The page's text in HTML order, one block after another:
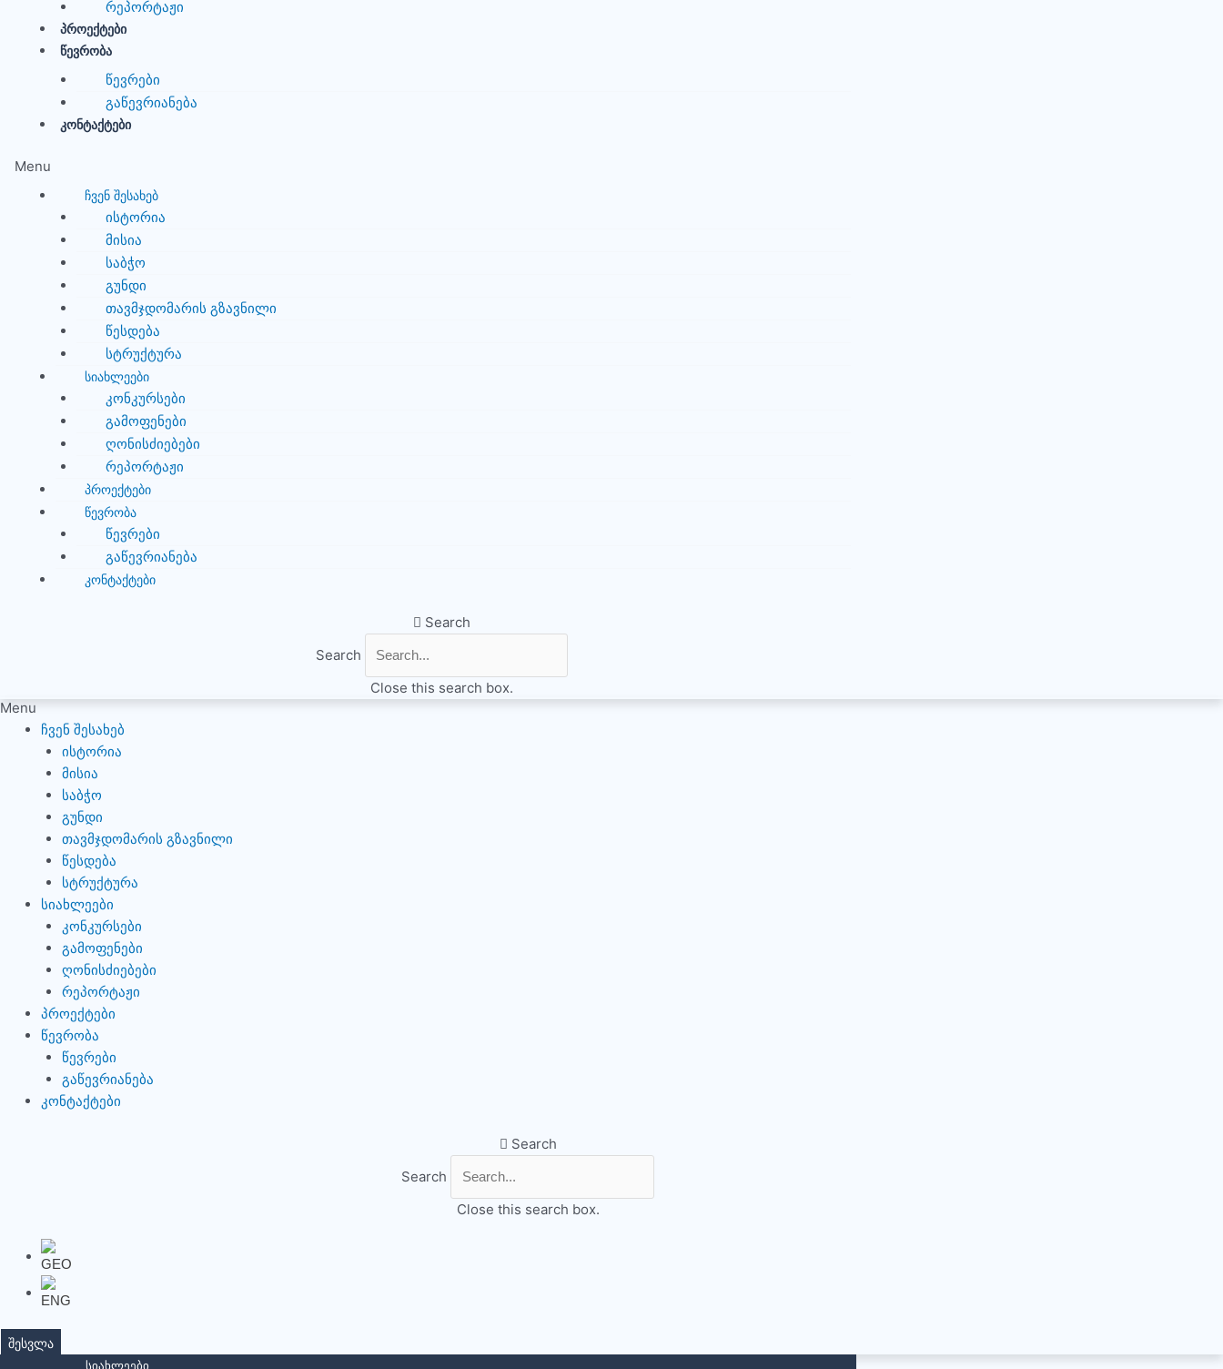
რეპორტაჟი
ᲞᲠᲝᲔᲥᲢᲔᲑᲘ
ᲬᲔᲕᲠᲝᲑᲐ
წევრები
გაწევრიანება
ᲙᲝᲜᲢᲐᲥᲢᲔᲑᲘ
Menu
ᲩᲕᲔᲜ ᲨᲔᲡᲐᲮᲔᲑ
ისტორია
მისია
საბჭო
გუნდი
თავმჯდომარის გზავნილი
წესდება
სტრუქტურა
ᲡᲘᲐᲮᲚᲔᲔᲑᲘ
კონკურსები
გამოფენები
ღონისძიებები
რეპორტაჟი
ᲞᲠᲝᲔᲥᲢᲔᲑᲘ
ᲬᲔᲕᲠᲝᲑᲐ
წევრები
გაწევრიანება
ᲙᲝᲜᲢᲐᲥᲢᲔᲑᲘ
Search
Search
Close this search box.
Menu
ჩვენ შესახებ
ისტორია
მისია
საბჭო
გუნდი
თავმჯდომარის გზავნილი
წესდება
სტრუქტურა
სიახლეები
კონკურსები
გამოფენები
ღონისძიებები
რეპორტაჟი
პროექტები
წევრობა
წევრები
გაწევრიანება
კონტაქტები
Search
Search
Close this search box.
შესვლა
Სიახლეები